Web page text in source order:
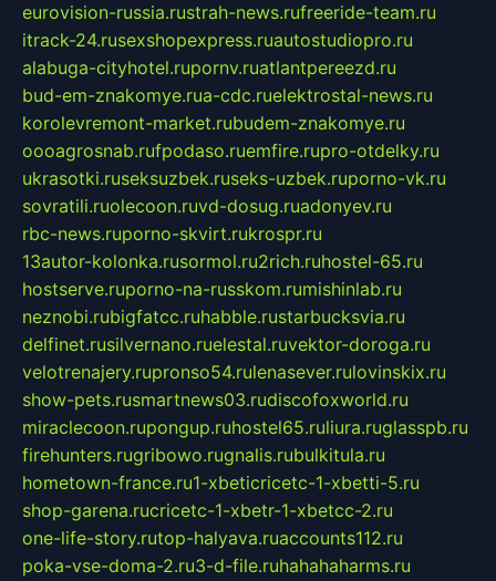
eurovision-russia.rustrah-news.rufreeride-team.ru
itrack-24.rusexshopexpress.ruautostudiopro.ru
alabuga-cityhotel.rupornv.ruatlantpereezd.ru
bud-em-znakomye.rua-cdc.ruelektrostal-news.ru
korolevremont-market.rubudem-znakomye.ru
oooagrosnab.rufpodaso.ruemfire.rupro-otdelky.ru
ukrasotki.ruseksuzbek.ruseks-uzbek.ruporno-vk.ru
sovratili.ruolecoon.ruvd-dosug.ruadonyev.ru
rbc-news.ruporno-skvirt.rukrospr.ru
13autor-kolonka.rusormol.ru2rich.ruhostel-65.ru
hostserve.ruporno-na-russkom.rumishinlab.ru
neznobi.rubigfatcc.ruhabble.rustarbucksvia.ru
delfinet.rusilvernano.ruelestal.ruvektor-doroga.ru
velotrenajery.rupronso54.rulenasever.rulovinskix.ru
show-pets.rusmartnews03.rudiscofoxworld.ru
miraclecoon.rupongup.ruhostel65.ruliura.ruglasspb.ru
firehunters.rugribowo.rugnalis.rubulkitula.ru
hometown-france.ru1-xbeticricetc-1-xbetti-5.ru
shop-garena.rucricetc-1-xbetr-1-xbetcc-2.ru
one-life-story.rutop-halyava.ruaccounts112.ru
poka-vse-doma-2.ru3-d-file.ruhahahaharms.ru